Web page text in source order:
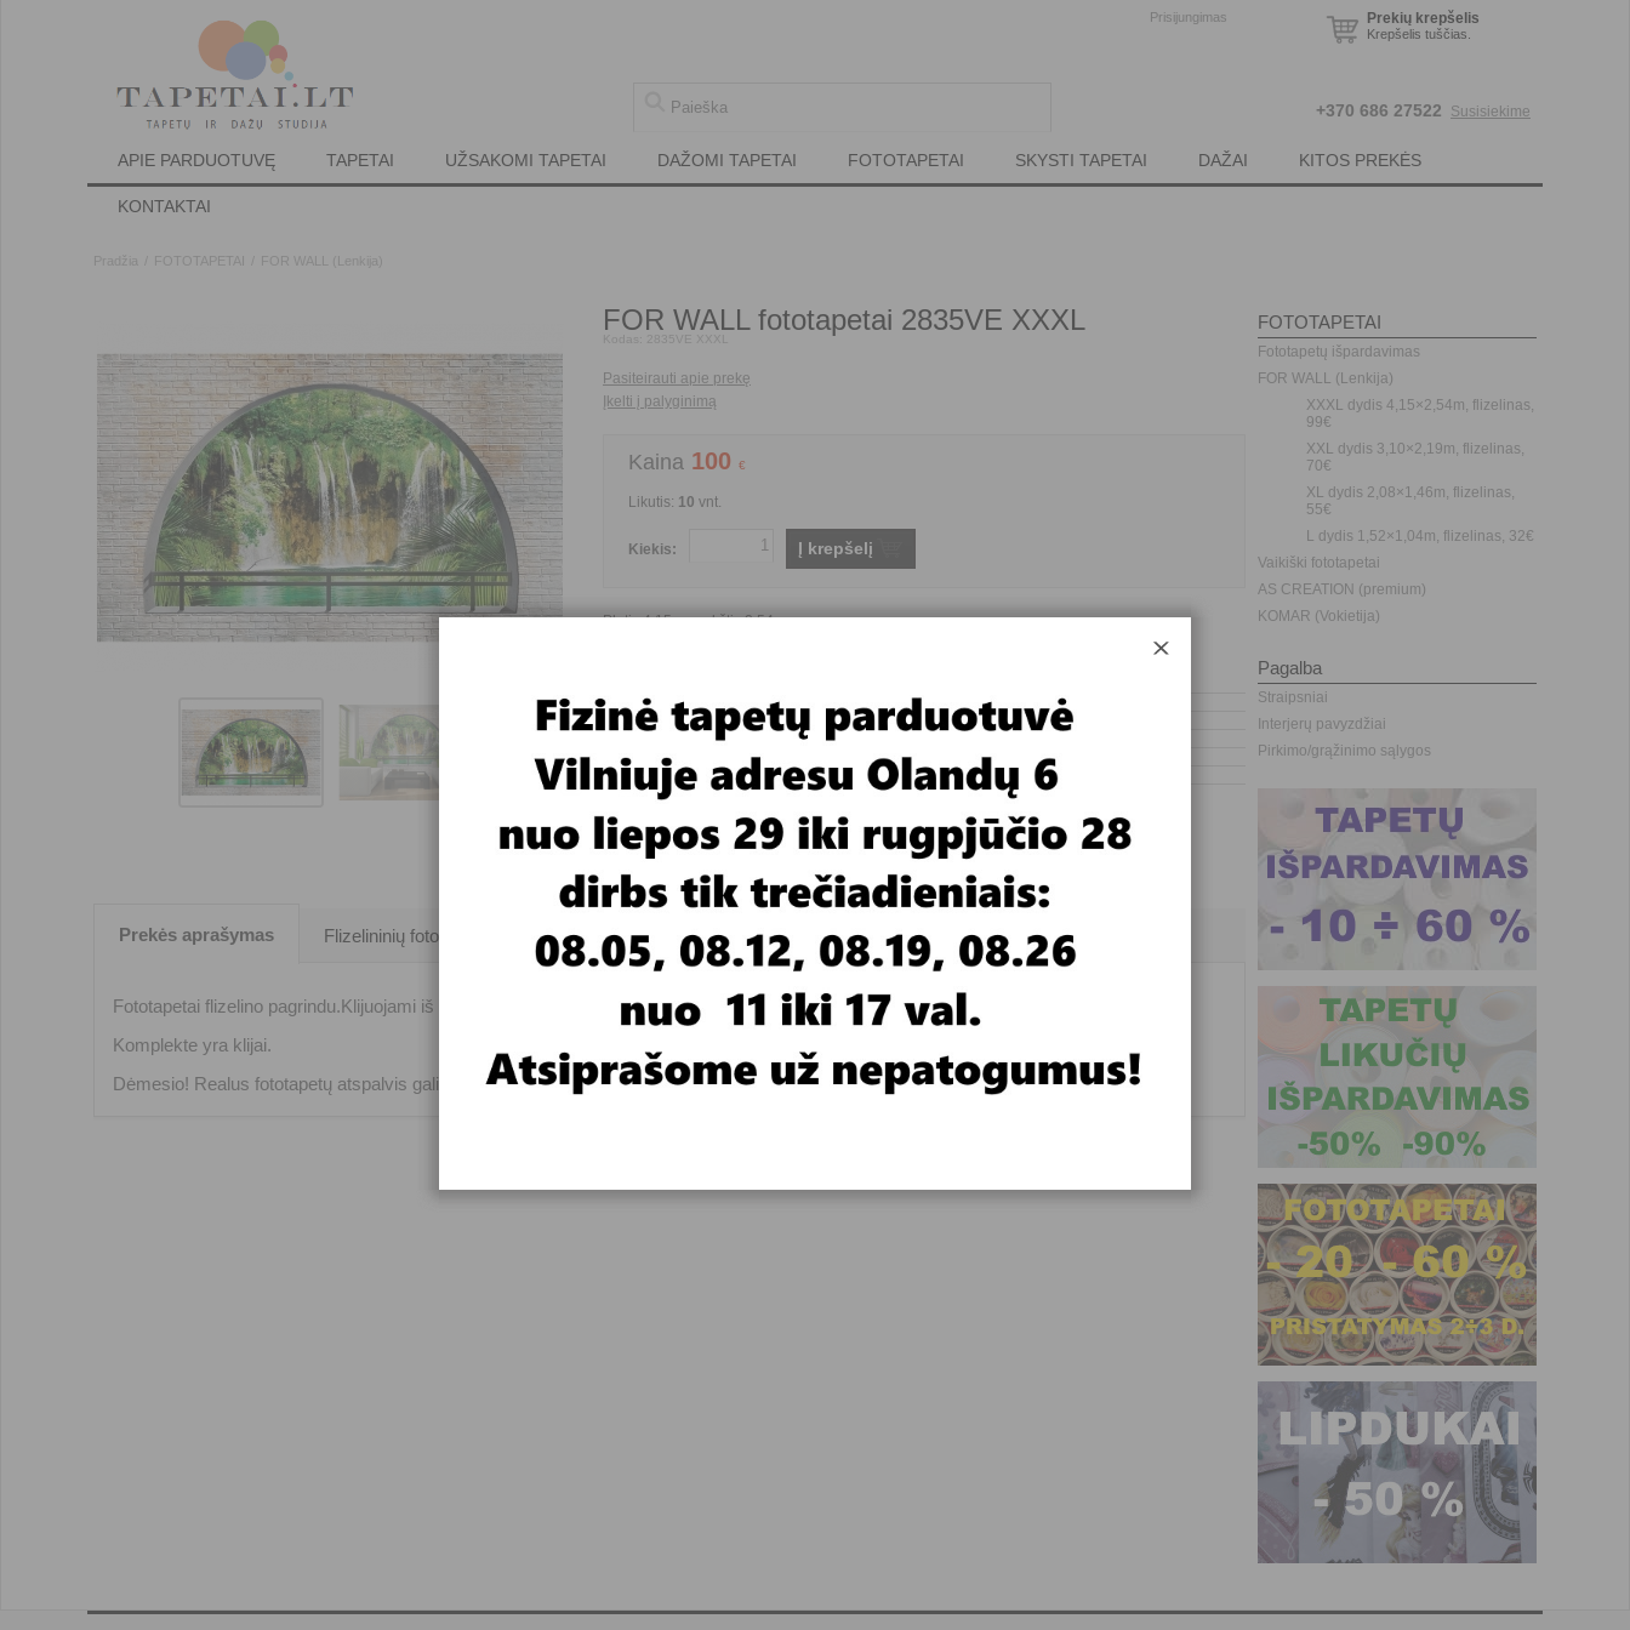
Prisijungimas Prekių krepšelis
Krepšelis tuščias.
+370 686 27522 Susisiekime
APIE PARDUOTUVĘ TAPETAI UŽSAKOMI TAPETAI DAŽOMI TAPETAI FOTOTAPETAI SKYSTI TAPETAI DAŽAI KITOS PREKĖS
KONTAKTAI
Pradžia FOTOTAPETAI FOR WALL (Lenkija)
FOR WALL fototapetai 2835VE XXXL
Kodas: 2835VE XXXL
Pasiteirauti apie prekę
Įkelti į palyginimą
Kaina 100 €
Likutis: 10 vnt.
Kiekis: Į krepšelį
Plotis 4,15m , aukštis 2,54m
Yra prekyboje ar užsakomi
Fototapeto pagrindas
Flizelinas
Fototapeto tematika
Gamta
Fototapeto plotis
daugiau kaip 4 metrai
Fototapeto aukštis
daugiau kaip 2 metrai
Fototapeto kaina
nuo 100 iki 199,99 €
Prekės aprašymas Flizelininių fototapetų klijavimas Video medžiaga
Fototapetai flizelino pagrindu.Klijuojami iš keturių 1,04m pločio juostų per visą fototapetų aukštį.
Komplekte yra klijai.
Dėmesio! Realus fototapetų atspalvis gali nežymiai skirtis nuo pavyzdžio monitoriuje.
FOTOTAPETAI
Fototapetų išpardavimas
FOR WALL (Lenkija)
XXXL dydis 4,15×2,54m, flizelinas,
99€
XXL dydis 3,10×2,19m, flizelinas,
70€
XL dydis 2,08×1,46m, flizelinas,
55€
L dydis 1,52×1,04m, flizelinas, 32€
Vaikiški fototapetai
AS CREATION (premium)
KOMAR (Vokietija)
Pagalba
Straipsniai
Interjerų pavyzdžiai
Pirkimo/grąžinimo sąlygos